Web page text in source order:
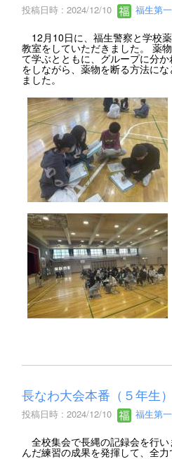
投稿日時 : 2024/12/10 福生第
12月10日に、福生警察と学校
教室をしていただきました。 薬
て学ぶとともに、グループに分
をしながら、薬物を断る方法に
ました。
長なわ大会本番（５年生）
投稿日時 : 2024/12/10 福生第
全校集会で長縄の記録会を行
んだ練習の成果を発揮して、全